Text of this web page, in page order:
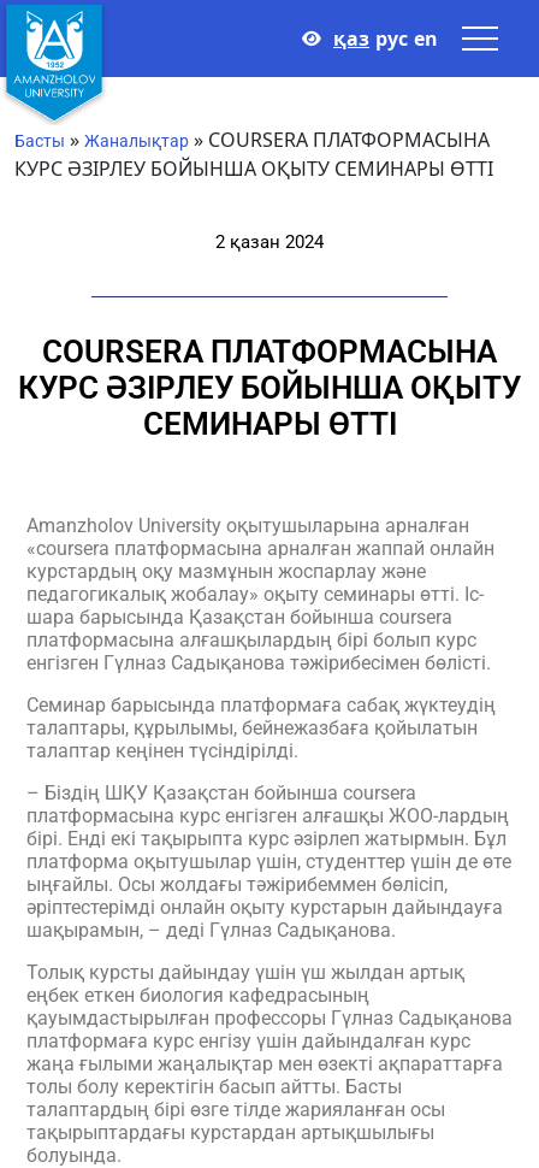
қаз рус en
Басты » Жаналықтар » COURSERA ПЛАТФОРМАСЫНА
КУРС ӘЗІРЛЕУ БОЙЫНША ОҚЫТУ СЕМИНАРЫ ӨТТІ
2 қазан 2024
COURSERA ПЛАТФОРМАСЫНА
КУРС ӘЗІРЛЕУ БОЙЫНША ОҚЫТУ
СЕМИНАРЫ ӨТТІ
Amanzholov University оқытушыларына арналған
«coursera платформасына арналған жаппай онлайн
курстардың оқу мазмұнын жоспарлау және
педагогикалық жобалау» оқыту семинары өтті. Іс-
шара барысында Қазақстан бойынша coursera
платформасына алғашқылардың бірі болып курс
енгізген Гүлназ Садықанова тәжірибесімен бөлісті.
Семинар барысында платформаға сабақ жүктеудің
талаптары, құрылымы, бейнежазбаға қойылатын
талаптар кеңінен түсіндірілді.
– Біздің ШҚУ Қазақстан бойынша coursera
платформасына курс енгізген алғашқы ЖОО-лардың
бірі. Енді екі тақырыпта курс әзірлеп жатырмын. Бұл
платформа оқытушылар үшін, студенттер үшін де өте
ыңғайлы. Осы жолдағы тәжірибеммен бөлісіп,
әріптестерімді онлайн оқыту курстарын дайындауға
шақырамын, – деді Гүлназ Садықанова.
Толық курсты дайындау үшін үш жылдан артық
еңбек еткен биология кафедрасының
қауымдастырылған профессоры Гүлназ Садықанова
платформаға курс енгізу үшін дайындалған курс
жаңа ғылыми жаңалықтар мен өзекті ақпараттарға
толы болу керектігін басып айтты. Басты
талаптардың бірі өзге тілде жарияланған осы
тақырыптардағы курстардан артықшылығы
болуында.